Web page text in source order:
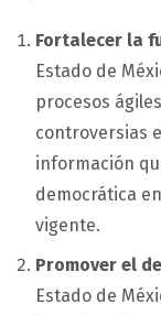
Fortalecer la
Estado de
procesos
controversias
información
democrática
vigente.
Promover el
Estado de